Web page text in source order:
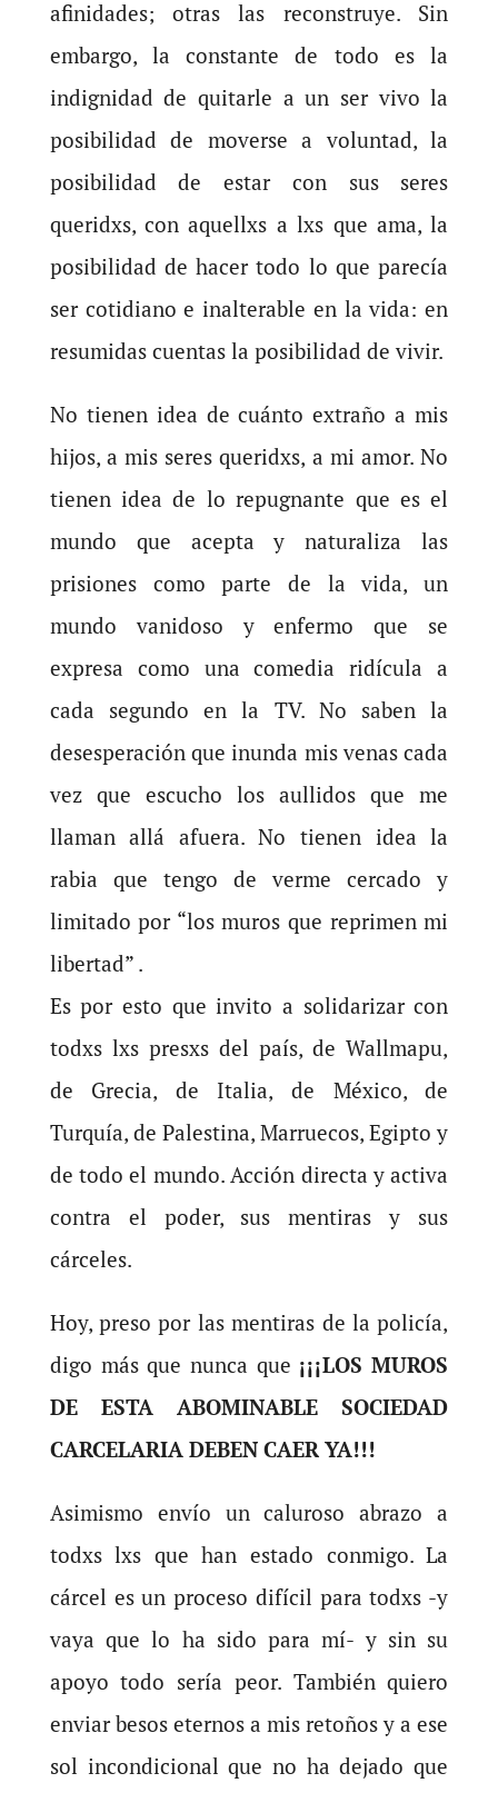
afinidades; otras las reconstruye. Sin
embargo, la constante de todo es la
indignidad de quitarle a un ser vivo la
posibilidad de moverse a voluntad, la
posibilidad de estar con sus seres
queridxs, con aquellxs a lxs que ama, la
posibilidad de hacer todo lo que parecía
ser cotidiano e inalterable en la vida: en
resumidas cuentas la posibilidad de vivir.
No tienen idea de cuánto extraño a mis
hijos, a mis seres queridxs, a mi amor. No
tienen idea de lo repugnante que es el
mundo que acepta y naturaliza las
prisiones como parte de la vida, un
mundo vanidoso y enfermo que se
expresa como una comedia ridícula a
cada segundo en la TV. No saben la
desesperación que inunda mis venas cada
vez que escucho los aullidos que me
llaman allá afuera. No tienen idea la
rabia que tengo de verme cercado y
limitado por “los muros que reprimen mi
libertad” .
Es por esto que invito a solidarizar con
todxs lxs presxs del país, de Wallmapu,
de Grecia, de Italia, de México, de
Turquía, de Palestina, Marruecos, Egipto y
de todo el mundo. Acción directa y activa
contra el poder, sus mentiras y sus
cárceles.
Hoy, preso por las mentiras de la policía,
digo más que nunca que ¡¡¡LOS MUROS
DE ESTA ABOMINABLE SOCIEDAD
CARCELARIA DEBEN CAER YA!!!
Asimismo envío un caluroso abrazo a
todxs lxs que han estado conmigo. La
cárcel es un proceso difícil para todxs -y
vaya que lo ha sido para mí- y sin su
apoyo todo sería peor. También quiero
enviar besos eternos a mis retoños y a ese
sol incondicional que no ha dejado que